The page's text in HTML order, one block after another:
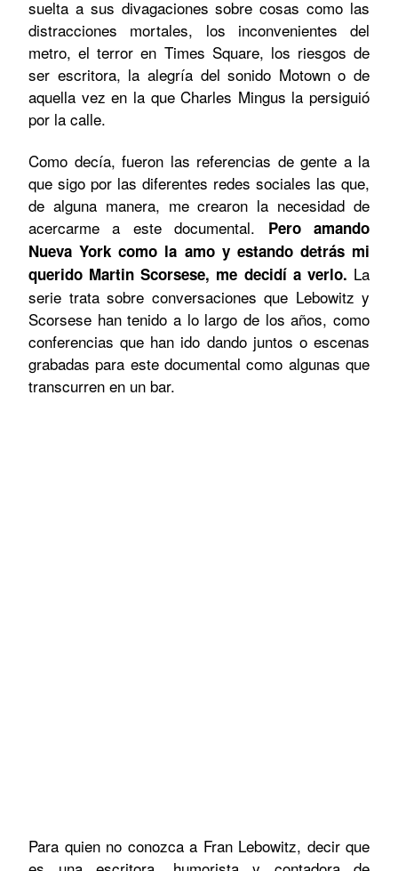
suelta a sus divagaciones sobre cosas como las
distracciones mortales, los inconvenientes del
metro, el terror en Times Square, los riesgos de
ser escritora, la alegría del sonido Motown o de
aquella vez en la que Charles Mingus la persiguió
por la calle.
Como decía, fueron las referencias de gente a la
que sigo por las diferentes redes sociales las que,
de alguna manera, me crearon la necesidad de
acercarme a este documental. Pero amando
Nueva York como la amo y estando detrás mi
querido Martin Scorsese, me decidí a verlo. La
serie trata sobre conversaciones que Lebowitz y
Scorsese han tenido a lo largo de los años, como
conferencias que han ido dando juntos o escenas
grabadas para este documental como algunas que
transcurren en un bar.
Para quien no conozca a Fran Lebowitz, decir que